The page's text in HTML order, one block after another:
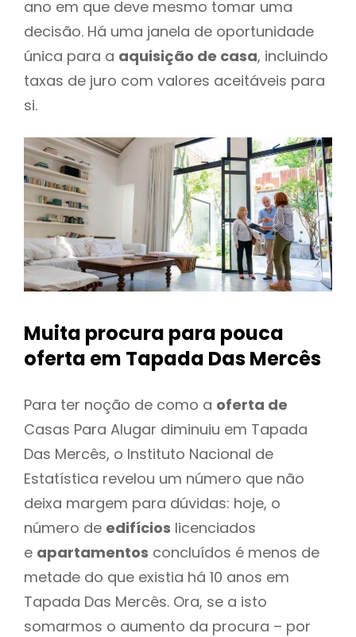
ano em que deve mesmo tomar uma
decisão. Há uma janela de oportunidade
única para a aquisição de casa, incluindo
taxas de juro com valores aceitáveis para
si.
Muita procura para pouca
oferta em Tapada Das Mercês
Para ter noção de como a oferta de
Casas Para Alugar diminuiu em Tapada
Das Mercês, o Instituto Nacional de
Estatística revelou um número que não
deixa margem para dúvidas: hoje, o
número de edifícios licenciados
e apartamentos concluídos é menos de
metade do que existia há 10 anos em
Tapada Das Mercês. Ora, se a isto
somarmos o aumento da procura – por